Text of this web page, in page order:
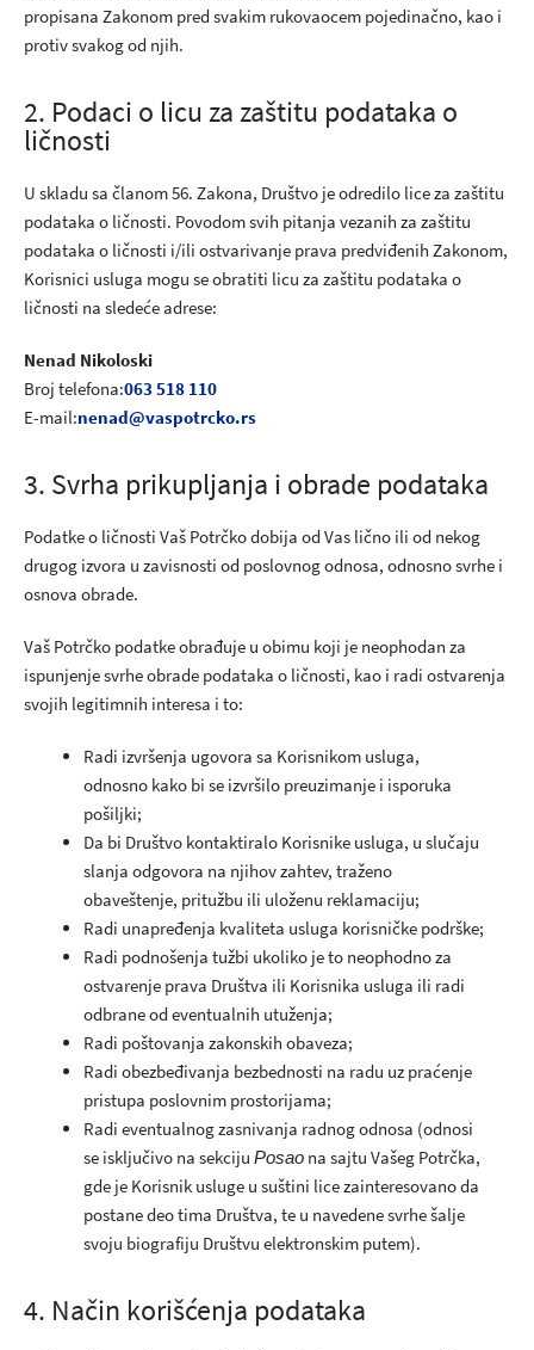
propisana Zakonom pred svakim rukovaocem pojedinačno, kao i
protiv svakog od njih.
2. Podaci o licu za zaštitu podataka o
ličnosti
U skladu sa članom 56. Zakona, Društvo je odredilo lice za zaštitu
podataka o ličnosti. Povodom svih pitanja vezanih za zaštitu
podataka o ličnosti i/ili ostvarivanje prava predviđenih Zakonom,
Korisnici usluga mogu se obratiti licu za zaštitu podataka o
ličnosti na sledeće adrese:
Nenad Nikoloski
Broj telefona:063 518 110
E-mail:nenad@vaspotrcko.rs
3. Svrha prikupljanja i obrade podataka
Podatke o ličnosti Vaš Potrčko dobija od Vas lično ili od nekog
drugog izvora u zavisnosti od poslovnog odnosa, odnosno svrhe i
osnova obrade.
Vaš Potrčko podatke obrađuje u obimu koji je neophodan za
ispunjenje svrhe obrade podataka o ličnosti, kao i radi ostvarenja
svojih legitimnih interesa i to:
Radi izvršenja ugovora sa Korisnikom usluga,
odnosno kako bi se izvršilo preuzimanje i isporuka
pošiljki;
Da bi Društvo kontaktiralo Korisnike usluga, u slučaju
slanja odgovora na njihov zahtev, traženo
obaveštenje, pritužbu ili uloženu reklamaciju;
Radi unapređenja kvaliteta usluga korisničke podrške;
Radi podnošenja tužbi ukoliko je to neophodno za
ostvarenje prava Društva ili Korisnika usluga ili radi
odbrane od eventualnih utuženja;
Radi poštovanja zakonskih obaveza;
Radi obezbeđivanja bezbednosti na radu uz praćenje
pristupa poslovnim prostorijama;
Radi eventualnog zasnivanja radnog odnosa (odnosi
se isključivo na sekciju Posao na sajtu Vašeg Potrčka,
gde je Korisnik usluge u suštini lice zainteresovano da
postane deo tima Društva, te u navedene svrhe šalje
svoju biografiju Društvu elektronskim putem).
4. Način korišćenja podataka